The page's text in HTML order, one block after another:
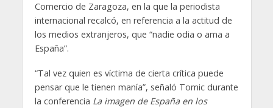
Comercio de Zaragoza, en la que la periodista
internacional recalcó, en referencia a la actitud de
los medios extranjeros, que “nadie odia o ama a
España”.
“Tal vez quien es víctima de cierta crítica puede
pensar que le tienen manía”, señaló Tomic durante
la conferencia La imagen de España en los